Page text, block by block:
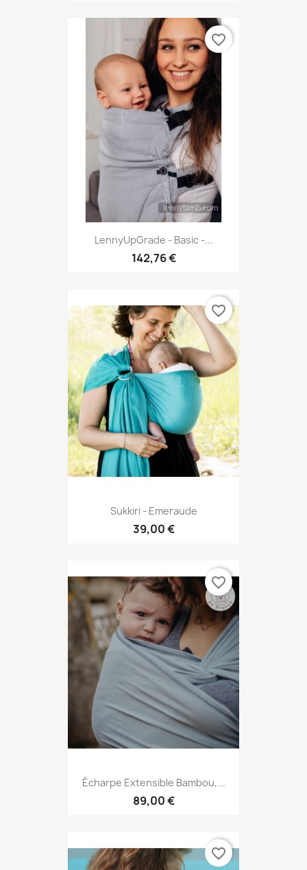
LennyUpGrade - Basic -...
142,76 €
favorite_border
Sukkiri - Emeraude
39,00 €
favorite_border
Écharpe Extensible Bambou,...
89,00 €
favorite_border
favorite_border